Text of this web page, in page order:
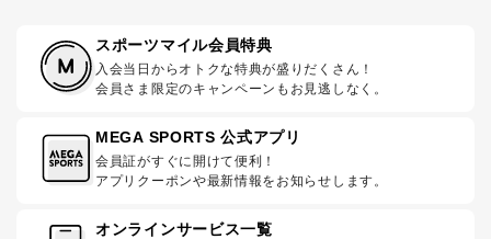
スポーツマイル会員特典
入会当日からオトクな特典が盛りだくさん！
会員さま限定のキャンペーンもお見逃しなく。
MEGA SPORTS 公式アプリ
会員証がすぐに開けて便利！
アプリクーポンや最新情報をお知らせします。
オンラインサービス一覧